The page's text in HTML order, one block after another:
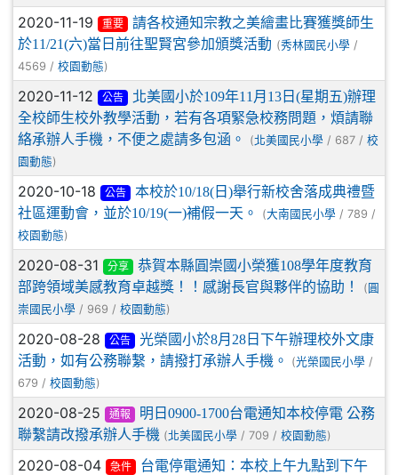
2020-11-19 重要
請各校通知宗教之美繪畫比賽獲獎師生
於11/21(六)當日前往聖賢宮參加頒獎活動 (秀林國民小學 /
4569 / 校園動態)
2020-11-12 公告
北美國小於109年11月13日(星期五)辦理
全校師生校外教學活動，若有各項緊急校務問題，煩請聯
絡承辦人手機，不便之處請多包涵。
(北美國民小學 / 687 / 校
園動態)
2020-10-18 公告
本校於10/18(日)舉行新校舍落成典禮暨
社區運動會，並於10/19(一)補假一天。
(大南國民小學 / 789 /
校園動態)
2020-08-31 分享
恭賀本縣圓崇國小榮獲108學年度教育
部跨領域美感教育卓越獎！！感謝長官與夥伴的協助！
( 圓
崇國民小學 / 969 / 校園動態)
2020-08-28 公告
光榮國小於8月28日下午辦理校外文康
活動，如有公務聯繫，請撥打承辦人手機。 (光榮國民小學 /
679 / 校園動態)
2020-08-25 通報
明日0900-1700台電通知本校停電 公務
聯繫請改撥承辦人手機 (北美國民小學 / 709 / 校園動態)
2020-08-04 急件
台電停電通知：本校上午九點到下午